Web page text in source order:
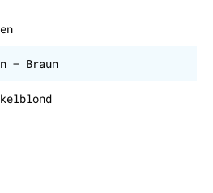
– Braun